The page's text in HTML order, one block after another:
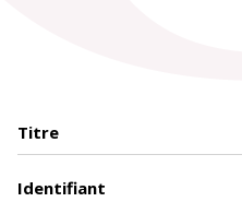
Titre
Identifiant